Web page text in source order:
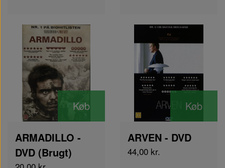
Køb
ARMADILLO -
DVD (Brugt)
Køb
ARVEN - DVD
44,00 kr.